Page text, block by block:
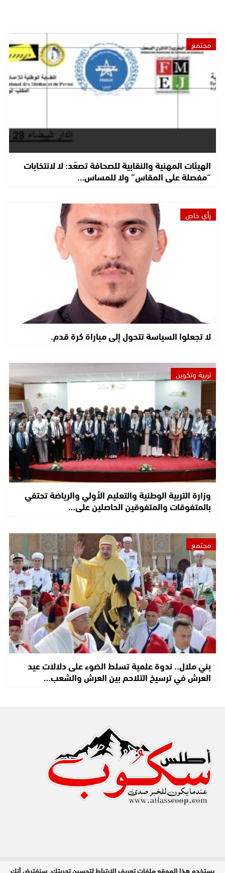
مجتمع
الهيئات المهنية والنقابية للصحافة تصعّد: لا لانتخابات
“مفصلة على المقاس” ولا للمساس…
رأي خاص
لا تجعلوا السياسة تتحول إلى مباراة كرة قدم.
تربية وتكوين
وزارة التربية الوطنية والتعليم الأولي والرياضة تحتفي
بالمتفوقات والمتفوقين الحاصلين على…
مجتمع
بني ملال.. ندوة علمية تسلط الضوء على دلالات عيد
العرش في ترسيخ التلاحم بين العرش والشعب…